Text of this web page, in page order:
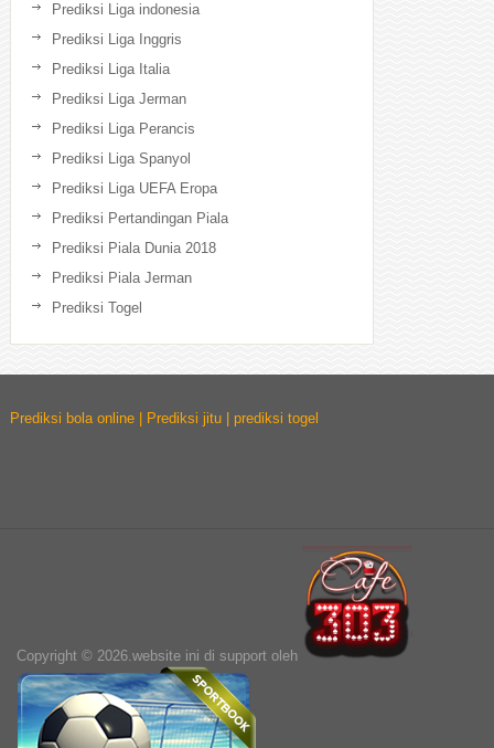
Prediksi Liga indonesia
Prediksi Liga Inggris
Prediksi Liga Italia
Prediksi Liga Jerman
Prediksi Liga Perancis
Prediksi Liga Spanyol
Prediksi Liga UEFA Eropa
Prediksi Pertandingan Piala
Prediksi Piala Dunia 2018
Prediksi Piala Jerman
Prediksi Togel
Prediksi bola online | Prediksi jitu | prediksi togel
Copyright © 2026.website ini di support oleh